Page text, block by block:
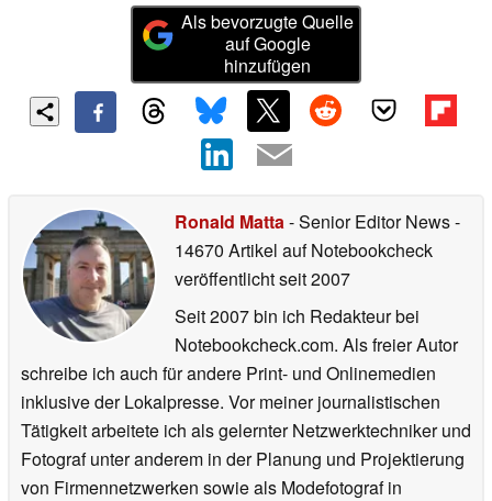
Als bevorzugte Quelle
auf Google
hinzufügen
Ronald Matta- Senior Editor News-
14670 Artikel auf Notebookcheck
veröffentlichtseit 2007
Seit 2007 bin ich Redakteur bei
Notebookcheck.com. Als freier Autor
schreibe ich auch für andere Print- und Onlinemedien
inklusive der Lokalpresse. Vor meiner journalistischen
Tätigkeit arbeitete ich als gelernter Netzwerktechniker und
Fotograf unter anderem in der Planung und Projektierung
von Firmennetzwerken sowie als Modefotograf in